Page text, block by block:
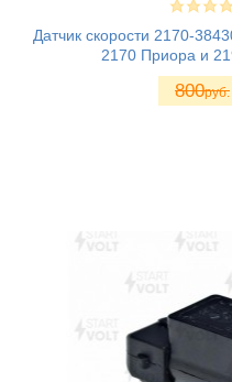
Датчик скорости 2170-
2170 Приора и
800руб.